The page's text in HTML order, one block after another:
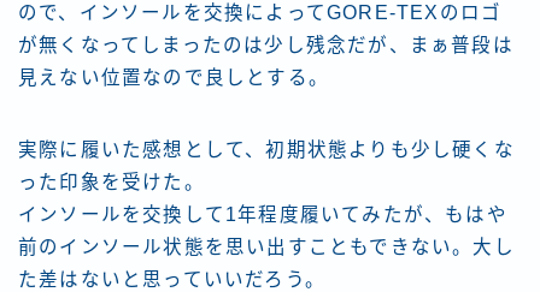
ので、インソールを交換によってGORE-TEXのロゴ
が無くなってしまったのは少し残念だが、まぁ普段は
見えない位置なので良しとする。
実際に履いた感想として、初期状態よりも少し硬くな
った印象を受けた。
インソールを交換して1年程度履いてみたが、もはや
前のインソール状態を思い出すこともできない。大し
た差はないと思っていいだろう。